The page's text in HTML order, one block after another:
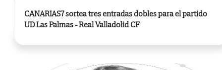
CANARIAS7 sortea tres entradas dobles para el partido
UD Las Palmas - Real Valladolid CF